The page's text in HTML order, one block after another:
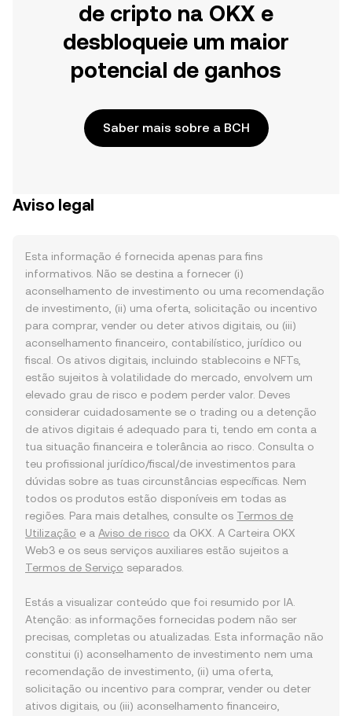
de cripto na OKX e
desbloqueie um maior
potencial de ganhos
Saber mais sobre a BCH
Aviso legal
Esta informação é fornecida apenas para fins
informativos. Não se destina a fornecer (i)
aconselhamento de investimento ou uma recomendação
de investimento, (ii) uma oferta, solicitação ou incentivo
para comprar, vender ou deter ativos digitais, ou (iii)
aconselhamento financeiro, contabilístico, jurídico ou
fiscal. Os ativos digitais, incluindo stablecoins e NFTs,
estão sujeitos à volatilidade do mercado, envolvem um
elevado grau de risco e podem perder valor. Deves
considerar cuidadosamente se o trading ou a detenção
de ativos digitais é adequado para ti, tendo em conta a
tua situação financeira e tolerância ao risco. Consulta o
teu profissional jurídico/fiscal/de investimentos para
dúvidas sobre as tuas circunstâncias específicas. Nem
todos os produtos estão disponíveis em todas as
regiões. Para mais detalhes, consulte os Termos de
Utilização e a Aviso de risco da OKX. A Carteira OKX
Web3 e os seus serviços auxiliares estão sujeitos a
Termos de Serviço separados.
Estás a visualizar conteúdo que foi resumido por IA.
Atenção: as informações fornecidas podem não ser
precisas, completas ou atualizadas. Esta informação não
constitui (i) aconselhamento de investimento nem uma
recomendação de investimento, (ii) uma oferta,
solicitação ou incentivo para comprar, vender ou deter
ativos digitais, ou (iii) aconselhamento financeiro,